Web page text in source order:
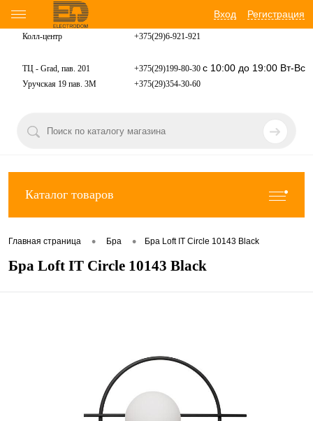
Вход Регистрация
Колл-центр +375(29)6-921-921
ТЦ - Grad, пав. 201 +375(29)199-80-30 с 10:00 до 19:00 Вт-Вс
Уручская 19 пав. 3М +375(29)354-30-60
Каталог товаров
Главная страница • Бра • Бра Loft IT Circle 10143 Black
Бра Loft IT Circle 10143 Black